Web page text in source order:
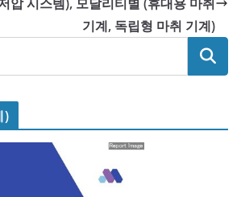
기계, 독립형 마취 기계)
)